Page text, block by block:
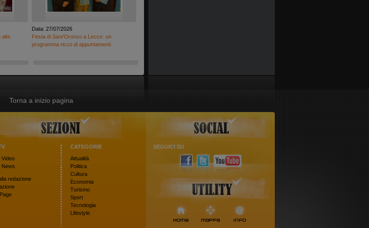
alte
Data: 27/07/2026
Festa di Sant’Oronzo a Lecce: un
programma ricco di appuntamenti
Torna a inizio pagina
Video
News
redazione
CATEGORIE
Attualità
Politica
Cultura
Economia
Turismo
Sport
Tecnologia
Lifestyle
SEGUICI SU